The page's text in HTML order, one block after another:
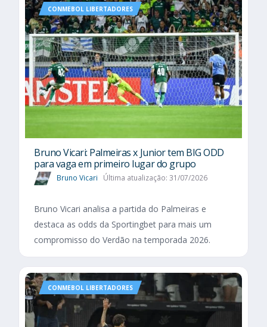
CONMEBOL LIBERTADORES
Bruno Vicari: Palmeiras x Junior tem BIG ODD
para vaga em primeiro lugar do grupo
Bruno Vicari Última atualização: 31/07/2026
Bruno Vicari analisa a partida do Palmeiras e
destaca as odds da Sportingbet para mais um
compromisso do Verdão na temporada 2026.
CONMEBOL LIBERTADORES